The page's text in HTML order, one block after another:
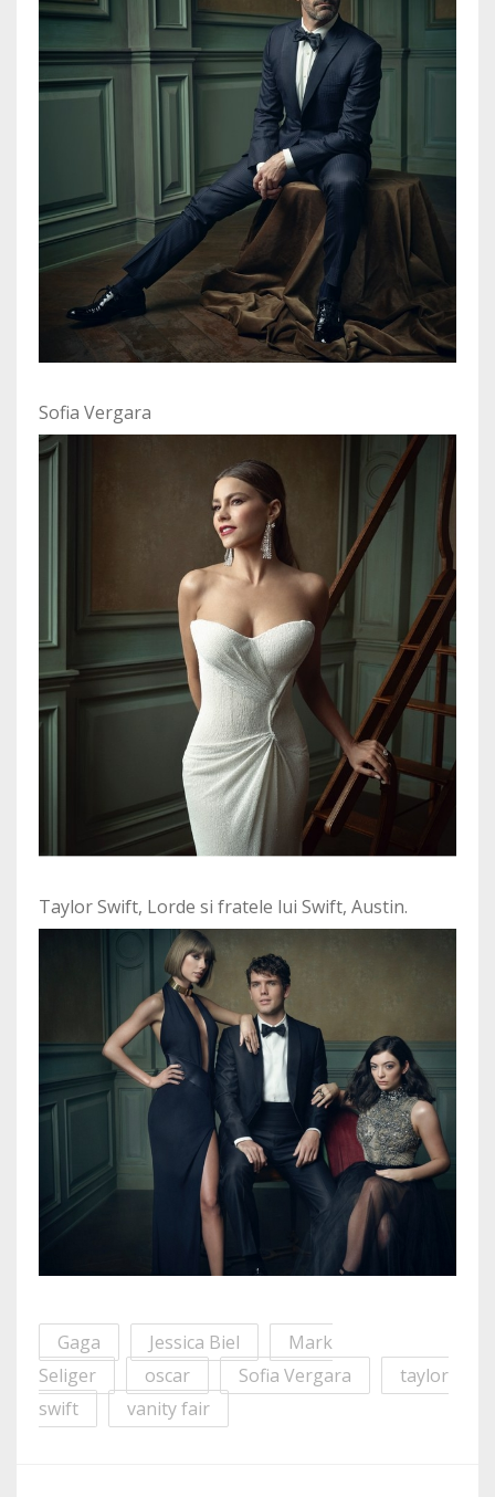
Sofia Vergara
Taylor Swift, Lorde si fratele lui Swift, Austin.
Gaga Jessica Biel
Mark
Seliger
oscar Sofia Vergara
taylor
swift
vanity fair